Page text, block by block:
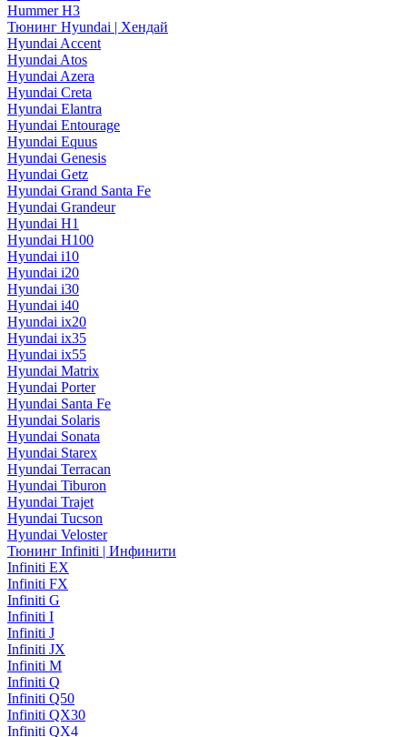
Hummer H3
Тюнинг Hyundai | Хендай
Hyundai Accent
Hyundai Atos
Hyundai Azera
Hyundai Creta
Hyundai Elantra
Hyundai Entourage
Hyundai Equus
Hyundai Genesis
Hyundai Getz
Hyundai Grand Santa Fe
Hyundai Grandeur
Hyundai H1
Hyundai H100
Hyundai i10
Hyundai i20
Hyundai i30
Hyundai i40
Hyundai ix20
Hyundai ix35
Hyundai ix55
Hyundai Matrix
Hyundai Porter
Hyundai Santa Fe
Hyundai Solaris
Hyundai Sonata
Hyundai Starex
Hyundai Terracan
Hyundai Tiburon
Hyundai Trajet
Hyundai Tucson
Hyundai Veloster
Тюнинг Infiniti | Инфинити
Infiniti EX
Infiniti FX
Infiniti G
Infiniti I
Infiniti J
Infiniti JX
Infiniti M
Infiniti Q
Infiniti Q50
Infiniti QX30
Infiniti QX4